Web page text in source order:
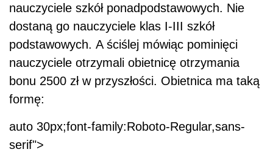
nauczyciele szkół ponadpodstawowych. Nie
dostaną go nauczyciele klas I-III szkół
podstawowych. A ściślej mówiąc pominięci
nauczyciele otrzymali obietnicę otrzymania
bonu 2500 zł w przyszłości. Obietnica ma taką
formę:
auto 30px;font-family:Roboto-Regular,sans-
serif">